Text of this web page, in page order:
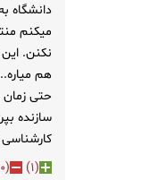
دانشگاه
میکنم
نکنن. این
هم
حتی زمان
سازنده
(
1
)
(
0